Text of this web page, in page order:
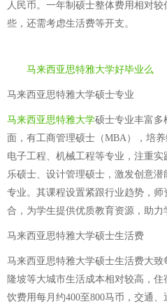
人民币。一年制硕士整体费用相对
些，还需考虑生活费等开支。
马来西亚思特雅大学好毕业么
马来西亚思特雅大学硕士专业
马来西亚思特雅大学硕士专业丰富多
面，有工商管理硕士（MBA），培
电子工程、机械工程等专业，注重
乐硕士、设计管理硕士，激发创意
专业。其课程设置紧跟行业趋势，
合，为学生提供优质教育资源，助力
马来西亚思特雅大学硕士生活费
马来西亚思特雅大学硕士生活费大致
隆坡等大城市生活成本相对较高，住
饮费用每月约400至800马币，交通